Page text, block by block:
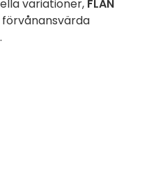
variationer, FLAN
.